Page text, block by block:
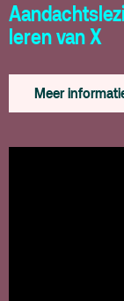
leren van X
Meer